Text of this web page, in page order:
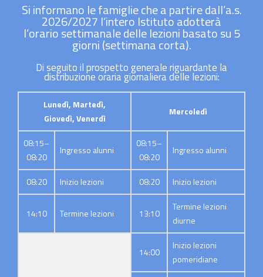
Si informano le famiglie che a partire dall’a.s.
2026/2027 l’intero Istituto adotterà
l’orario settimanale delle lezioni basato su 5
giorni (settimana corta).
Di seguito il prospetto generale riguardante la
distribuzione oraria giornaliera delle lezioni:
Lunedì, Martedì,
Giovedì, Venerdì
Mercoledì
08:15–
08:20
Ingresso alunni
08:15–
08:20
Ingresso alunni
08:20 Inizio lezioni 08:20 Inizio lezioni
14:10 Termine lezioni 13:10
Termine lezioni
diurne
14:00
Inizio lezioni
pomeridiane